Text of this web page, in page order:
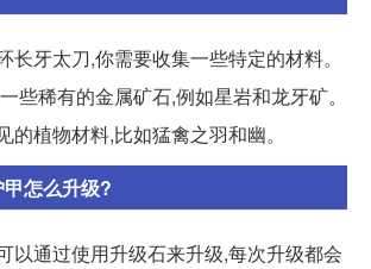
长牙太刀,你需要收集一些特定的材料。
些稀有的金属矿石,例如星岩和龙牙矿。
的植物材料,比如猛禽之羽和幽。
怎么升级?
以通过使用升级石来升级,每次升级都会